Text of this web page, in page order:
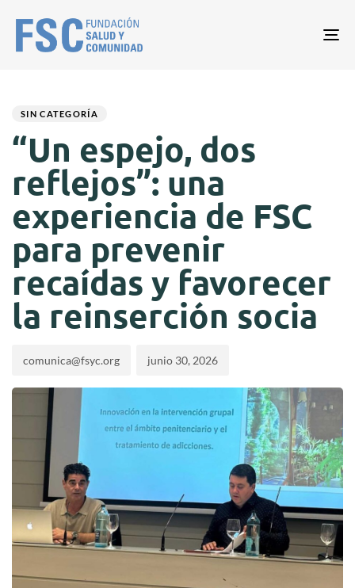
SIN CATEGORÍA
“Un espejo, dos
reflejos”: una
experiencia de FSC
para prevenir
recaídas y favorecer
la reinserción socia
comunica@fsyc.org junio 30, 2026